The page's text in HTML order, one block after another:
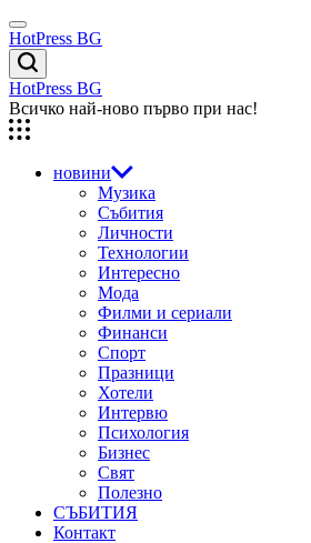
Skip
to
content
Menu
HotPress BG
Търсене
HotPress BG
Всичко най-ново първо при нас!
новини
Музика
Събития
Личности
Технологии
Интересно
Мода
Филми и сериали
Финанси
Спорт
Празници
Хотели
Интервю
Психология
Бизнес
Свят
Полезно
СЪБИТИЯ
Контакт